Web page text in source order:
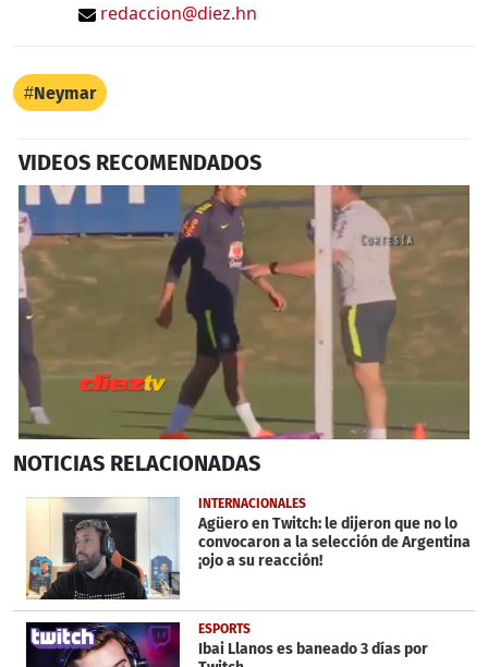
redaccion@diez.hn
Neymar
VIDEOS RECOMENDADOS
seconds
1
minute,
seconds
NOTICIAS RELACIONADAS
INTERNACIONALES
Agüero en Twitch: le dijeron que no lo
convocaron a la selección de Argentina
¡ojo a su reacción!
ESPORTS
Ibai Llanos es baneado 3 días por